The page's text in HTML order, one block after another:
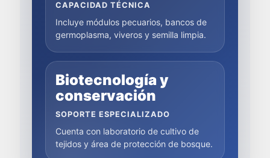
CAPACIDAD TÉCNICA
Incluye módulos pecuarios, bancos de
germoplasma, viveros y semilla limpia.
Biotecnología y
conservación
SOPORTE ESPECIALIZADO
Cuenta con laboratorio de cultivo de
tejidos y área de protección de bosque.